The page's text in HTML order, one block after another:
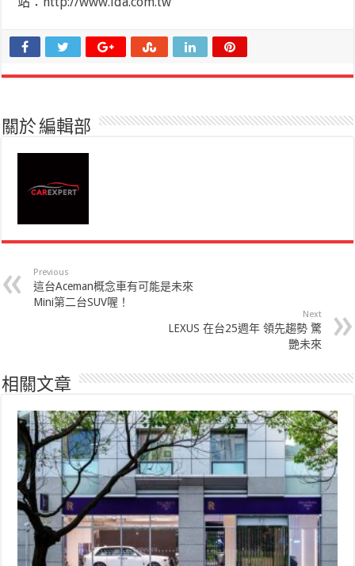
關於 編輯部
Previous
這台Aceman概念車有可能是未來
Mini第二台SUV喔！
Next
LEXUS 在台25週年 領先趨勢 驚
艷未來
相關文章